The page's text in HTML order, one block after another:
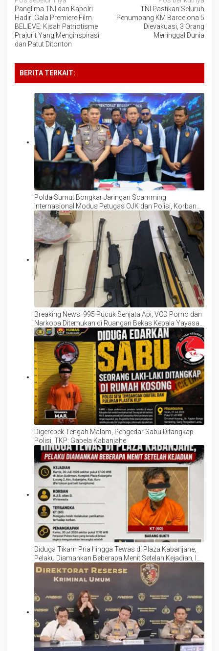
pos
Panglima TNI dan Kapolri
Hadiri Gala Premiere Film
BELIEVE: Kisah Patriotisme
Prajurit Yang Menginspirasi
dan Patut Ditonton
TNI Pastikan Seluruh
Penumpang KM Barcelona 5
Dievakuasi, 3 Orang
Meninggal Dunia
BERITA TERKAIT:
Polda Sumut Bongkar Jaringan Scamming
Internasional Modus Petugas OJK dan Polisi, Korban
Rugi Rp6,7 Miliar
Breaking News: 995 Pucuk Senjata Api, VCD Porno dan
Narkoba Ditemukan di Ruangan Bekas Kepala Yayasan
Sekolah Swasta Kebayoran
Digerebek Tengah Malam, Pengedar Sabu Ditangkap
Polisi, TKP: Gapela Kabanjahe
Diduga Tikam Pria hingga Tewas di Plaza Kabanjahe,
Pelaku Diamankan Beberapa Menit Setelah Kejadian, Ini
Motifnya